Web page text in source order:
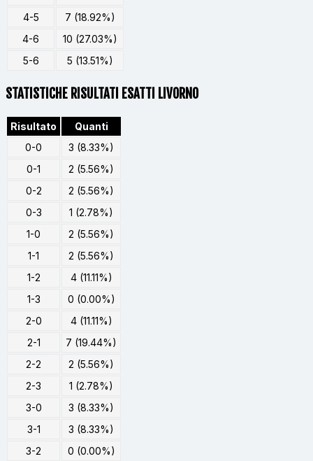
4-5
7 (18.92%)
4-6
10 (27.03%)
5-6
5 (13.51%)
STATISTICHE RISULTATI ESATTI LIVORNO
Risultato
Quanti
0-0
3 (8.33%)
0-1
2 (5.56%)
0-2
2 (5.56%)
0-3
1 (2.78%)
1-0
2 (5.56%)
1-1
2 (5.56%)
1-2
4 (11.11%)
1-3
0 (0.00%)
2-0
4 (11.11%)
2-1
7 (19.44%)
2-2
2 (5.56%)
2-3
1 (2.78%)
3-0
3 (8.33%)
3-1
3 (8.33%)
3-2
0 (0.00%)